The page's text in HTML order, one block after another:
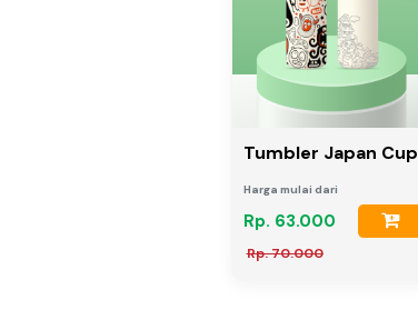
Tumbler Japan Cup
Harga mulai dari
Rp. 63.000
Rp. 70.000